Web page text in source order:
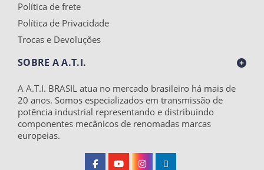
Política de frete
Política de Privacidade
Trocas e Devoluções
SOBRE A A.T.I.
A A.T.I. BRASIL atua no mercado brasileiro há mais de
20 anos. Somos especializados em transmissão de
potência industrial representando e distribuindo
componentes mecânicos de renomadas marcas
europeias.